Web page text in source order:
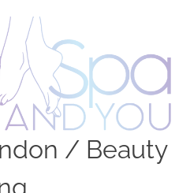
/ Beauty